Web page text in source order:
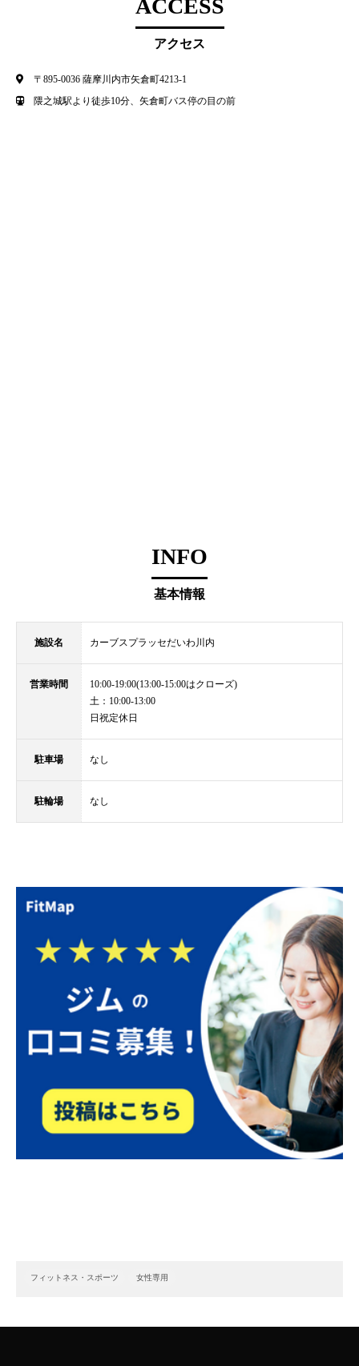
ACCESS
アクセス
〒895-0036 薩摩川内市矢倉町4213-1
隈之城駅より徒歩10分、矢倉町バス停の目の前
INFO
基本情報
施設名 カーブスプラッセだいわ川内
営業時間
10:00-19:00(13:00-15:00はクローズ)
土：10:00-13:00
日祝定休日
駐車場 なし
駐輪場 なし
フィットネス・スポーツ 女性専用